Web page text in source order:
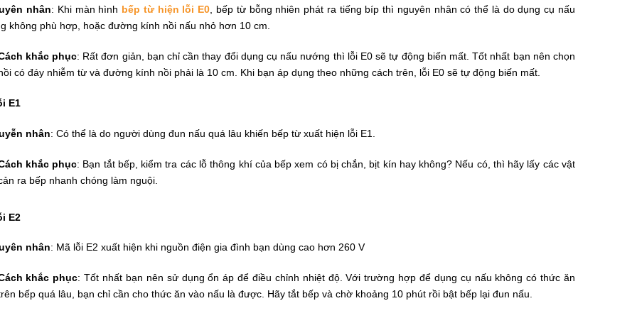
nhân: Khi màn hình bếp từ hiện lỗi E0, bếp từ bỗng nhiên phát ra tiếng bíp thì nguyên nhân có thể là do dụng cụ nấu
không phù hợp, hoặc đường kính nồi nấu nhỏ hơn 10 cm.
khắc phục: Rất đơn giản, bạn chỉ cần thay đổi dụng cụ nấu nướng thì lỗi E0 sẽ tự động biến mất. Tốt nhất bạn nên chọn
có đáy nhiễm từ và đường kính nồi phải là 10 cm. Khi bạn áp dụng theo những cách trên, lỗi E0 sẽ tự động biến mất.
E1
nhân: Có thể là do người dùng đun nấu quá lâu khiến bếp từ xuất hiện lỗi E1.
khắc phục: Bạn tắt bếp, kiểm tra các lỗ thông khí của bếp xem có bị chắn, bịt kín hay không? Nếu có, thì hãy lấy các vật
ra bếp nhanh chóng làm nguội.
E2
nhân: Mã lỗi E2 xuất hiện khi nguồn điện gia đình bạn dùng cao hơn 260 V
khắc phục: Tốt nhất bạn nên sử dụng ổn áp để điều chỉnh nhiệt độ. Với trường hợp để dụng cụ nấu không có thức ăn
bếp quá lâu, bạn chỉ cần cho thức ăn vào nấu là được. Hãy tắt bếp và chờ khoảng 10 phút rồi bật bếp lại đun nấu.